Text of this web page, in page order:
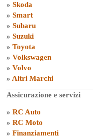
» Skoda
» Smart
» Subaru
» Suzuki
» Toyota
» Volkswagen
» Volvo
» Altri Marchi
Assicurazione e servizi
» RC Auto
» RC Moto
» Finanziamenti